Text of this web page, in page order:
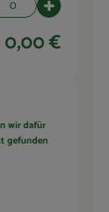
verringern
0,00 €
wir dafür
gefunden